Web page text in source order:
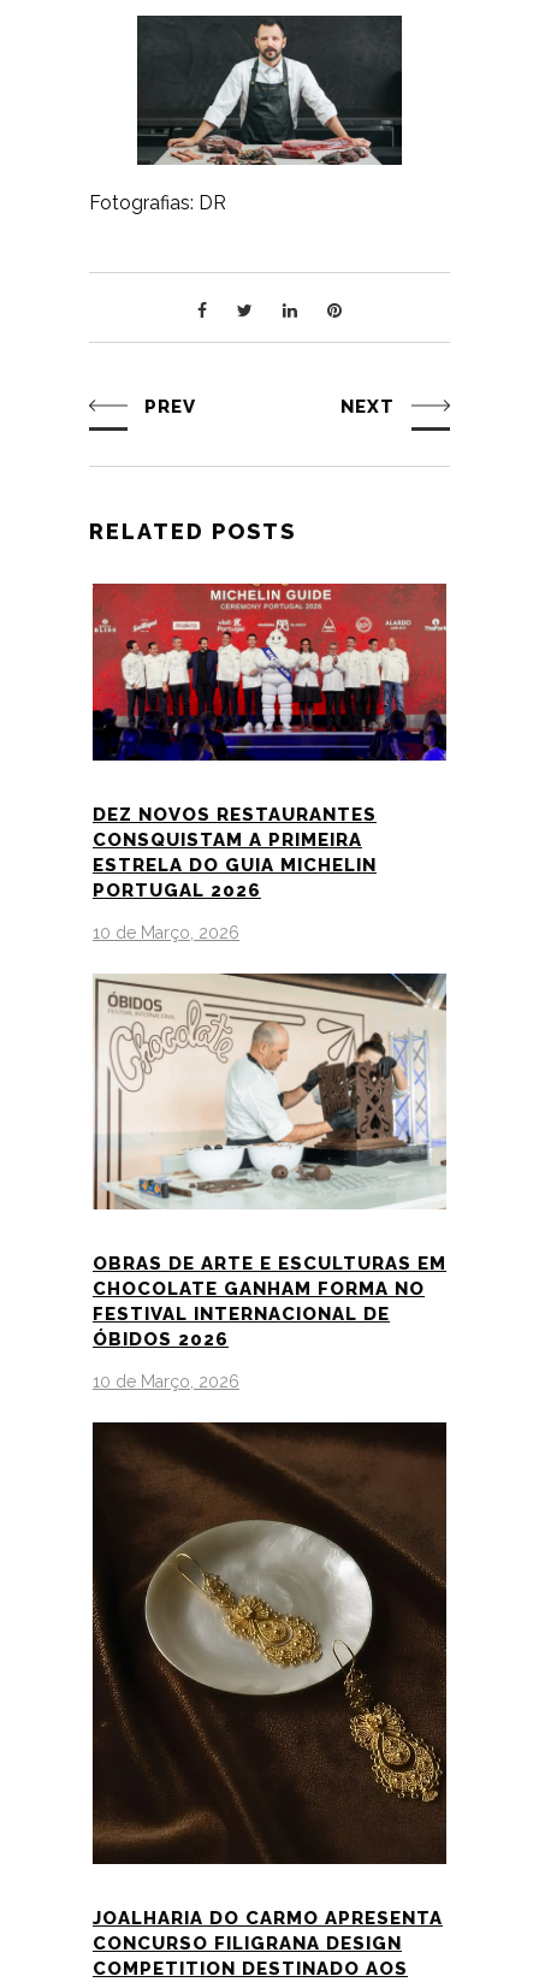
Fotografias: DR
PREV NEXT
RELATED POSTS
DEZ NOVOS RESTAURANTES
CONSQUISTAM A PRIMEIRA
ESTRELA DO GUIA MICHELIN
PORTUGAL 2026
10 de Março, 2026
OBRAS DE ARTE E ESCULTURAS EM
CHOCOLATE GANHAM FORMA NO
FESTIVAL INTERNACIONAL DE
ÓBIDOS 2026
10 de Março, 2026
JOALHARIA DO CARMO APRESENTA
CONCURSO FILIGRANA DESIGN
COMPETITION DESTINADO AOS